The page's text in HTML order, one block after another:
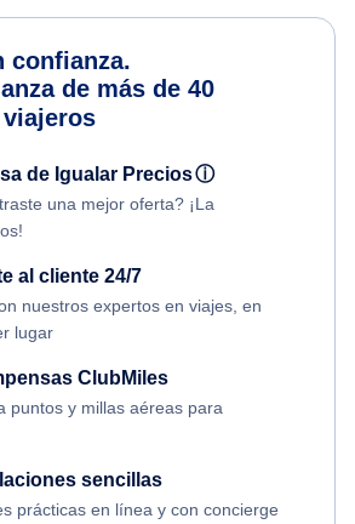
confianza.
de más de 40
de Igualar Preciosⓘ
una mejor oferta? ¡La
al cliente 24/7
nuestros expertos en viajes, en
lugar
ClubMiles
puntos y millas aéreas para
sencillas
prácticas en línea y con concierge